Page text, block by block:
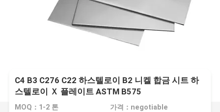
C4 B3 C276 C22 하스텔로이 B2 니켈 합금 시트 하
스텔로이 Ｘ 플레이트 ASTM B575
MOQ：1-2 톤 가격：negotiable